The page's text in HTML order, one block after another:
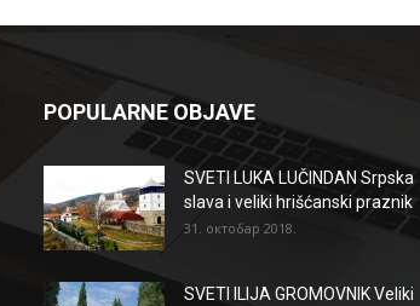
POPULARNE OBJAVE
SVETI LUKA LUČINDAN Srpska
slava i veliki hrišćanski praznik
31. октобар 2018.
SVETI ILIJA GROMOVNIK Veliki